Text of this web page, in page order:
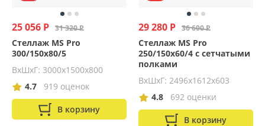
25 056 Р 31 320 Р
Стеллаж MS Pro
300/150x80/5
ВхШхГ: 3000х1500х800
4.7
919 оценок
В корзину
29 280 Р 36 600 Р
Стеллаж MS Pro
250/150x60/4 с сетчатыми
полками
ВхШхГ: 2496x1612x603
4.8
692 оценки
В корзину